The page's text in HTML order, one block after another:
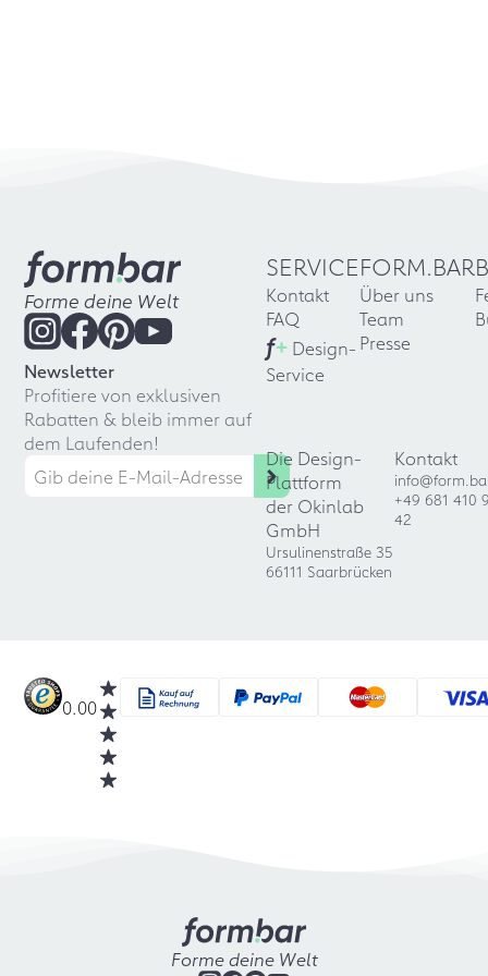
Forme deine Welt
Newsletter
Profitiere von exklusiven
Rabatten & bleib immer auf
dem Laufenden!
SERVICE
Kontakt
FAQ
f+ Design-
Service
FORM.BAR
Über uns
Team
Presse
Die Design-
Plattform
der Okinlab
GmbH
Ursulinenstraße 35
66111 Saarbrücken
Kontakt
+49 681 410
42
0.00
Forme deine Welt